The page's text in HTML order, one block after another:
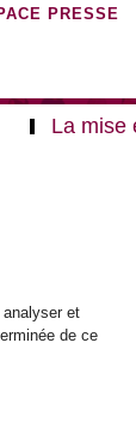
PRESSE
La mise
et
de ce